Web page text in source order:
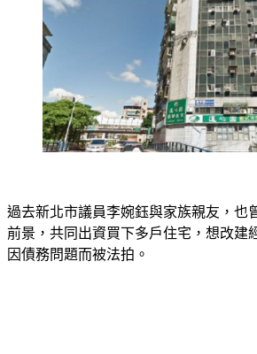
過去新北市議員李婉鈺與家族親友，也
前景，共同出資買下多戶住宅，想改建
因債務問題而被法拍。